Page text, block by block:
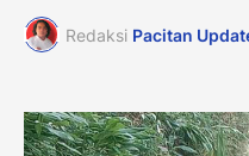
Redaksi Pacitan